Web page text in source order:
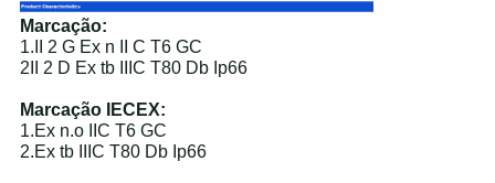
Marcação:
1.II 2 G Ex n II C T6 GC
2II 2 D Ex tb IIIC T80 Db Ip66
Marcação IECEX:
1.Ex n.o IIC T6 GC
2.Ex tb IIIC T80 Db Ip66